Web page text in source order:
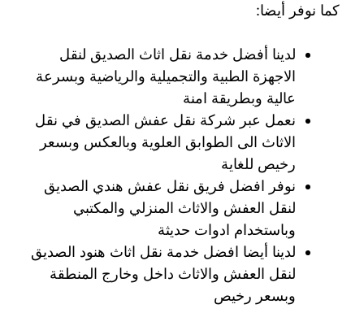
كما نوفر أيضا:
لدينا أفضل خدمة نقل اثاث الصديق لنقل
الاجهزة الطبية والتجميلية والرياضية وبسرعة
عالية وبطريقة امنة
نعمل عبر شركة نقل عفش الصديق في نقل
الاثاث الى الطوابق العلوية وبالعكس وبسعر
رخيص للغاية
نوفر افضل فريق نقل عفش هندي الصديق
لنقل العفش والاثاث المنزلي والمكتبي
وباستخدام ادوات حديثة
لدينا أيضا افضل خدمة نقل اثاث هنود الصديق
لنقل العفش والاثاث داخل وخارج المنطقة
وبسعر رخيص